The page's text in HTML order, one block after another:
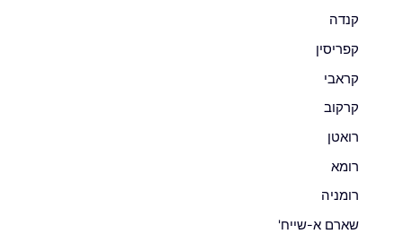
קנדה
קפריסין
קראבי
קרקוב
רואטן
רומא
רומניה
שארם א-שייח'